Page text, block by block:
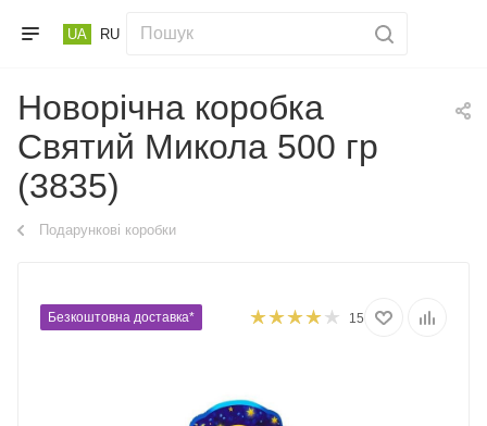
UA RU
Новорічна коробка
Святий Микола 500 гр
(3835)
Подарункові коробки
Безкоштовна доставка* 15